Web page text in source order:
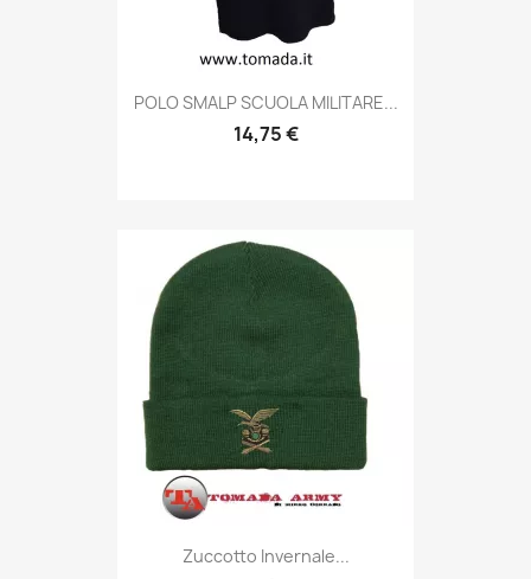
Anteprima
POLO SMALP SCUOLA MILITARE...
14,75 €
Anteprima
Zuccotto Invernale...